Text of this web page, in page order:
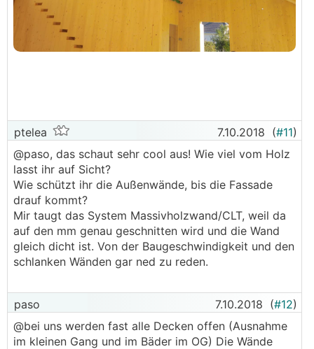
ptelea 7.10.2018 (#11)
@paso, das schaut sehr cool aus! Wie viel vom Holz
lasst ihr auf Sicht?
Wie schützt ihr die Außenwände, bis die Fassade
drauf kommt?
Mir taugt das System Massivholzwand/CLT, weil da
auf den mm genau geschnitten wird und die Wand
gleich dicht ist. Von der Baugeschwindigkeit und den
schlanken Wänden gar ned zu reden.
paso 7.10.2018 (#12)
@bei uns werden fast alle Decken offen (Ausnahme
im kleinen Gang und im Bäder im OG) Die Wände